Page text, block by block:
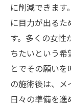
に削減できま
に目力が出る
す。多くの女性
ちたいという
とでその願い
の施術後は、
日々の準備を